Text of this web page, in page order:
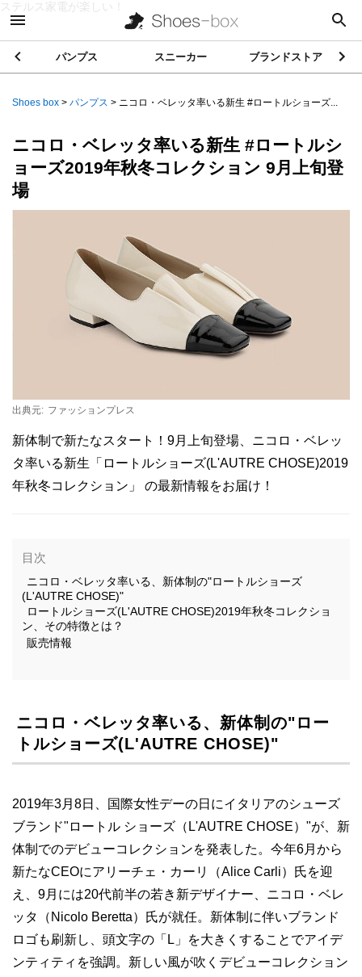
ステルス家電が楽しい！
パンプス スニーカー ブランドストア
Shoes box > パンプス > ニコロ・ベレッタ率いる新生 #ロートルショーズ...
ニコロ・ベレッタ率いる新生 #ロートルシ
ョーズ2019年秋冬コレクション 9月上旬登
場
出典元: ファッションプレス
新体制で新たなスタート！9月上旬登場、ニコロ・ベレッ
タ率いる新生「ロートルショーズ(L'AUTRE CHOSE)2019
年秋冬コレクション」 の最新情報をお届け！
目次
ニコロ・ベレッタ率いる、新体制の"ロートルショーズ
(L'AUTRE CHOSE)"
ロートルショーズ(L'AUTRE CHOSE)2019年秋冬コレクショ
ン、その特徴とは？
販売情報
ニコロ・ベレッタ率いる、新体制の"ロー
トルショーズ(L'AUTRE CHOSE)"
2019年3月8日、国際女性デーの日にイタリアのシューズ
ブランド"ロートル ショーズ（L'AUTRE CHOSE）"が、新
体制でのデビューコレクションを発表した。今年6月から
新たなCEOにアリーチェ・カーリ（Alice Carli）氏を迎
え、9月には20代前半の若き新デザイナー、ニコロ・ベレ
ッタ（Nicolo Beretta）氏が就任。新体制に伴いブランド
ロゴも刷新し、頭文字の「L」を大きくすることでアイデ
ンティティを強調。新しい風が吹くデビューコレクション